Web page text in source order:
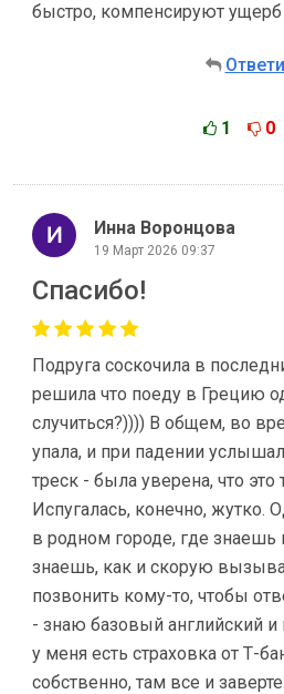
быстро, компенсируют
1 0
Инна Воронцова
19 Март 2026 09:37
Спасибо!
Подруга соскочила в
решила что поеду в Грецию
случиться?)))) В общем, во
упала, и при падении
треск - была уверена, что это
Испугалась, конечно, жутко.
в родном городе, где
знаешь, как и скорую
позвонить кому-то, чтобы
- знаю базовый английский и
у меня есть страховка от Т-
собственно, там все и